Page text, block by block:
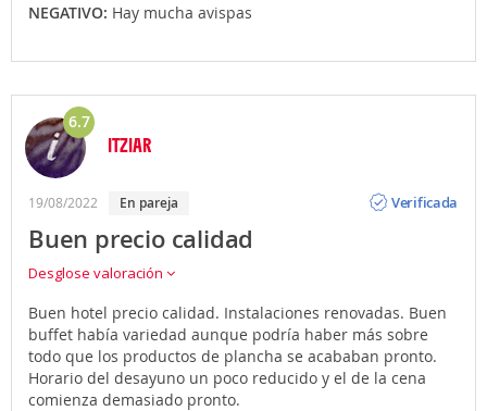
NEGATIVO: Hay mucha avispas
6.7
ITZIAR
19/08/2022 En pareja
Verificada
Buen precio calidad
Desglose valoración
Buen hotel precio calidad. Instalaciones renovadas. Buen
buffet había variedad aunque podría haber más sobre
todo que los productos de plancha se acababan pronto.
Horario del desayuno un poco reducido y el de la cena
comienza demasiado pronto.